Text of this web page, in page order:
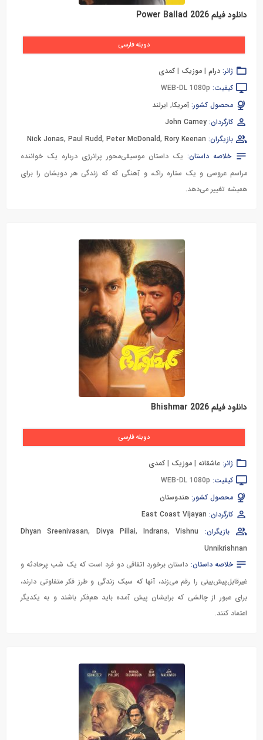
دانلود فیلم Power Ballad 2026
دوبله فارسی
ژانر: درام | موزیک | کمدی
کیفیت: WEB-DL 1080p
محصول کشور: آمریکا, ایرلند
کارگردان: John Carney
بازیگران:
Nick Jonas, Paul Rudd, Peter McDonald, Rory Keenan
خلاصه داستان: یک داستان موسیقی‌محور پرانرژی درباره یک خواننده
مراسم عروسی و یک ستاره راک، و آهنگی که که زندگی هر دویشان را برای
همیشه تغییر می‌دهد.
دانلود فیلم Bhishmar 2026
دوبله فارسی
ژانر: عاشقانه | موزیک | کمدی
کیفیت: WEB-DL 1080p
محصول کشور: هندوستان
کارگردان: East Coast Vijayan
بازیگران:
Dhyan Sreenivasan, Divya Pillai,Indrans,Vishnu
Unnikrishnan
خلاصه داستان: داستان برخورد اتفاقی دو فرد است که یک شب پرحادثه و
غیرقابل‌پیش‌بینی را رقم می‌زند، آنها که سبک زندگی و طرز فکر متفاوتی دارند،
برای عبور از چالشی که برایشان پیش آمده باید هم‌فکر باشند و به یکدیگر
اعتماد کنند.